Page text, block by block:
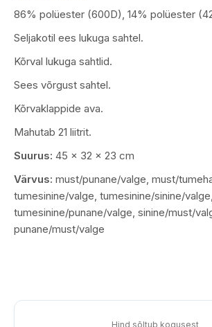
86% polüester (600D), 14% polüester
Seljakotil ees lukuga sahtel.
Kõrval lukuga sahtlid.
Sees võrgust sahtel.
Kõrvaklappide ava.
Mahutab 21 liitrit.
Suurus: 45 x 32 x 23 cm
Värvus: must/punane/valge, must/
tumesinine/valge, tumesinine/sinine/valge,
tumesinine/punane/valge, sinine/must/
punane/must/valge
Hind sõltub kogusest